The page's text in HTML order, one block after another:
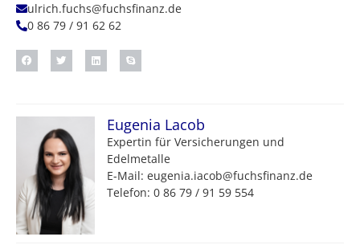
ulrich.fuchs@fuchsfinanz.de
0 86 79 / 91 62 62
Eugenia Lacob
Expertin für Versicherungen und
Edelmetalle
E-Mail: eugenia.iacob@fuchsfinanz.de
Telefon: 0 86 79 / 91 59 554